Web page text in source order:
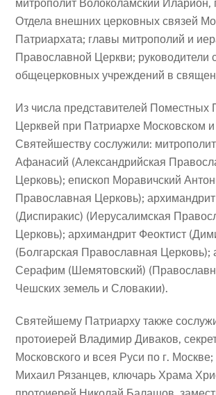
митрополит Волоколамский Иларион,
Отдела внешних церковных связей
Патриархата; главы митрополий и
Православной Церкви; руководители
общецерковных учреждений в
Из числа представителей Поместных
Церквей при Патриархе Московском
Святейшеству сослужили:
Афанасий (Александрийская
Церковь); епископ Моравичский
Православная Церковь);
(Диспиракис) (Иерусалимская
Церковь); архимандрит Феоктист
(Болгарская Православная Церковь);
Серафим (Шемятовский)
Чешских земель и Словакии).
Святейшему Патриарху также
протоиерей Владимир Диваков,
Московского и всея Руси по г.
Михаил Рязанцев, ключарь Храма